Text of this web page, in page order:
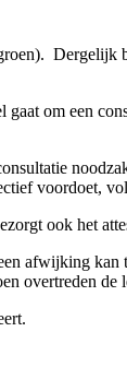
om een
voordoet,
ook het
afwijking
overtreden